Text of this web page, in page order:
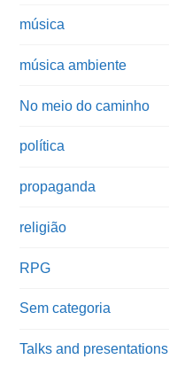
música
música ambiente
No meio do caminho
política
propaganda
religião
RPG
Sem categoria
Talks and presentations